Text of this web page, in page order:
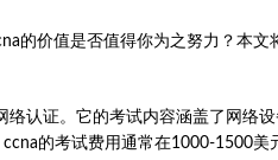
的价值是否值得你为之努力？本
认证。它的考试内容涵盖了网络
的考试费用通常在1000-1500